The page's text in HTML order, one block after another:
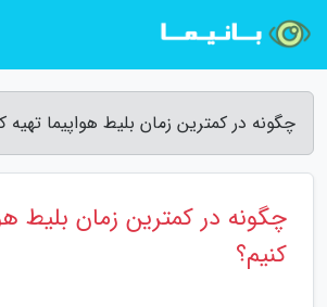
چگونه در کمترین زمان بلیط هواپیما
چگونه در کمترین زمان بلیط
کنیم؟